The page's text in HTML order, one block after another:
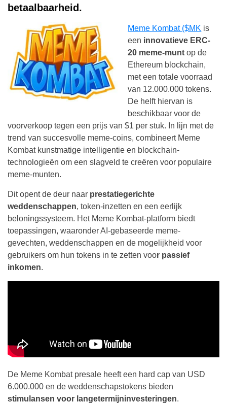
betaalbaarheid.
Meme Kombat ($MK is
een innovatieve ERC-
20 meme-munt op de
Ethereum blockchain,
met een totale voorraad
van 12.000.000 tokens.
De helft hiervan is
beschikbaar voor de
voorverkoop tegen een prijs van $1 per stuk. In lijn met de
trend van succesvolle meme-coins, combineert Meme
Kombat kunstmatige intelligentie en blockchain-
technologieën om een slagveld te creëren voor populaire
meme-munten.
Dit opent de deur naar prestatiegerichte
weddenschappen, token-inzetten en een eerlijk
beloningssysteem. Het Meme Kombat-platform biedt
toepassingen, waaronder AI-gebaseerde meme-
gevechten, weddenschappen en de mogelijkheid voor
gebruikers om hun tokens in te zetten voor passief
inkomen.
De Meme Kombat presale heeft een hard cap van USD
6.000.000 en de weddenschapstokens bieden
stimulansen voor langetermijninvesteringen.